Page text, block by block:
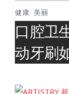
健康, 美丽
口腔卫
动牙刷